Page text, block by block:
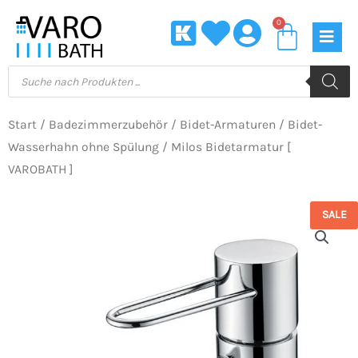
Inhalt
springen
0
Products
search
Start / Badezimmerzubehör / Bidet-Armaturen / Bidet-
Wasserhahn ohne Spülung / Milos Bidetarmatur [
VAROBATH ]
SALE